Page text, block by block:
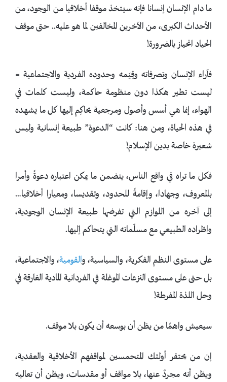
ما دام الإنسان إنسانا فإنه سيتخذ موقفا أخلاقيا من الوجود، من
الأحداث الكبرى، من الآخرين المخالفين لما هو عليه.. حتى موقف
الحياد انحياز بالضرورة!
فآراء الإنسان وتصرفاته وقِيَمه وحدوده الفردية والاجتماعية =
ليست تطير هكذا دون منظومة حاكمة، وليست كلمات في
الهواء، إنما هي أسس وأصول ومرجعية يحاكِم إليها كل ما يشهده
في هذه الحياة، ومن هنا: كانت “الدعوة” طبيعة إنسانية وليس
شعيرة خاصة بدين الإسلام!
فكل ما تراه في واقع الناس، يتضمن ما يمكن اعتباره دعوةً وأمرا
بالمعروف، وجهادا، وإقامةً للحدود، وتقديسا، ومعيارا أخلاقيا…
إلى آخره من اللوازم التي تفرضها طبيعة الإنسان الوجودية،
واطّراده الطبيعي مع مسلّماته التي يتحاكم إليها.
على مستوى النظم الفكرية، والسياسية، والقومية، والاجتماعية،
بل حتى على مستوى النزعات الموغلة في الفردانية المادية الغارقة في
وحل اللذة المفرطة!
سيعيش واهمًا من يظن أن بوسعه أن يكون بلا موقف.
إن من يحتقر أولئك المتحمسين لمواقفهم الأخلاقية والعقدية،
ويظن أنه مجردٌ عنها، بلا مواقف أو مقدسات، ويظن أن تعاليه